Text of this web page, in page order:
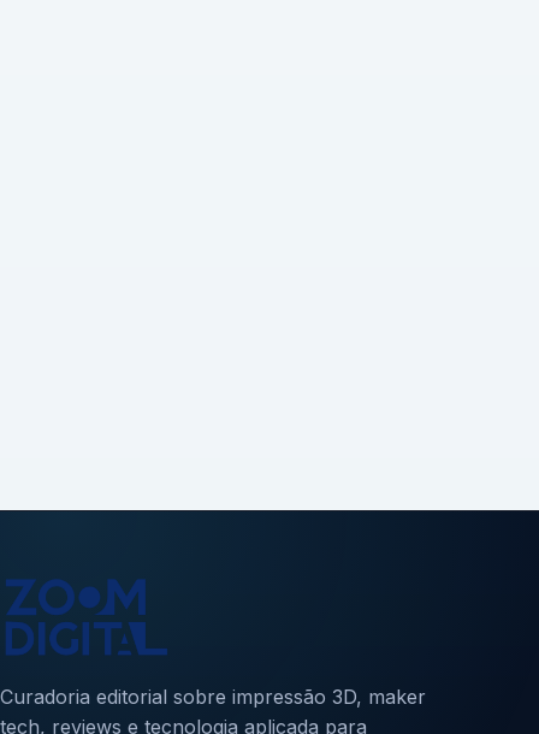
Curadoria editorial sobre impressão 3D, maker
tech, reviews e tecnologia aplicada para